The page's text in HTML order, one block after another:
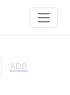
ADB